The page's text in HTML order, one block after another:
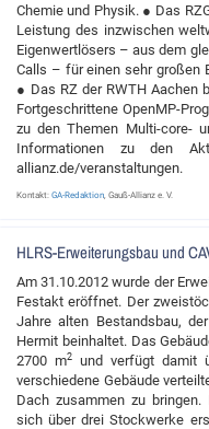
Chemie und Physik. ● Das
Leistung des inzwischen
Eigenwertlösers – aus dem
Calls – für einen sehr großen
● Das RZ der RWTH Aachen
Fortgeschrittene OpenMP-
zu den Themen Multi-core-
Informationen zu den
allianz.de/veranstaltungen.
Kontakt: GA-Redaktion, Gauß-Allianz e. V.
HLRS-Erweiterungsbau und
Am 31.10.2012 wurde der
Festakt eröffnet. Der
Jahre alten Bestandsbau,
Hermit beinhaltet. Das
2700 m2
und verfügt damit
verschiedene Gebäude
Dach zusammen zu
sich über drei Stockwerke